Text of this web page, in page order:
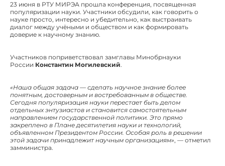
23 июня в РТУ МИРЭА прошла конференция, посвященная
популяризации науки. Участники обсудили, как говорить о
науке просто, интересно и убедительно, как выстраивать
диалог между учёными и обществом и как формировать
доверие к научному знанию.
Участников поприветствовал замглавы Минобрнауки
России Константин Могилевский.
«Наша общая задача — сделать научное знание более
понятным, достоверным и востребованным в обществе.
Сегодня популяризация науки перестает быть делом
отдельных энтузиастов и становится самостоятельным
направлением государственной политики. Это прямо
закреплено в Плане десятилетия науки и технологий,
объявленном Президентом России. Особая роль в решении
этой задачи принадлежит научным организациям», — отметил
замминистра.